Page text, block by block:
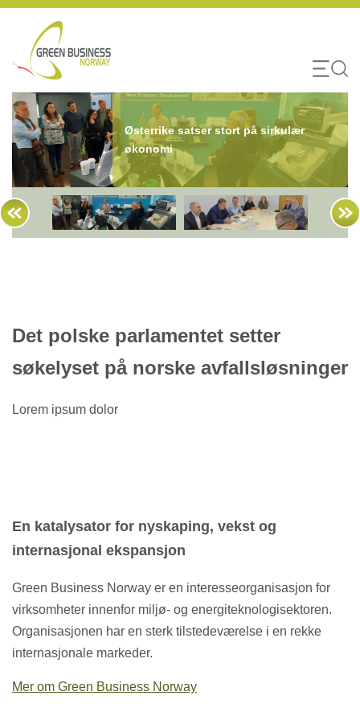
Skip
content
Østerrike satser stort på sirkulær
økonomi
Det polske parlamentet setter
søkelyset på norske avfallsløsninger
Lorem ipsum dolor
En katalysator for nyskaping, vekst og
internasjonal ekspansjon
Green Business Norway er en interesseorganisasjon for
virksomheter innenfor miljø- og energiteknologisektoren.
Organisasjonen har en sterk tilstedeværelse i en rekke
internasjonale markeder.
Mer om Green Business Norway